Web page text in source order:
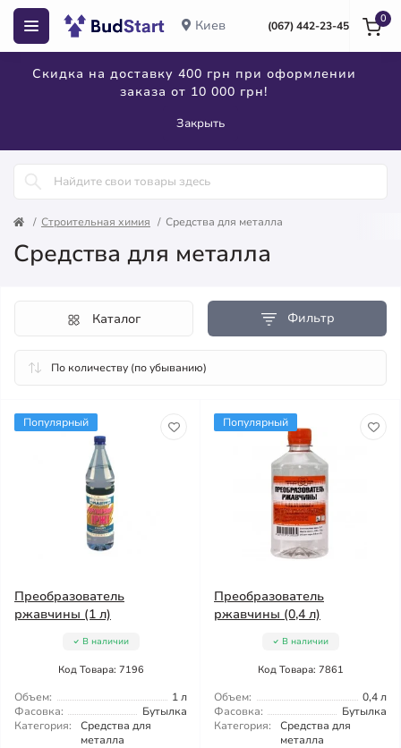
Киев (067) 442-23-45
Скидка на доставку 400 грн при оформлении
заказа от 10 000 грн!
Закрыть
0
Строительная химия Средства для металла
Средства для металла
Фильтр
Каталог
Популярный
Преобразователь
ржавчины (1 л)
В наличии
Код Товара: 7196
Объем:
1 л
Фасовка:
Бутылка
Категория:
Средства для
металла
Популярный
Преобразователь
ржавчины (0,4 л)
В наличии
Код Товара: 7861
Объем:
0,4 л
Фасовка:
Бутылка
Категория:
Средства для
металла